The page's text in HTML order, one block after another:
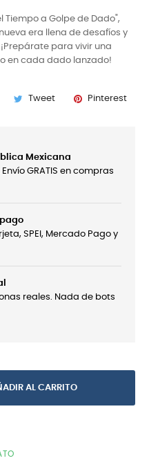
Tiempo a Golpe de Dado",
era llena de desafíos y
para vivir una
en cada dado lanzado!
Tweet Pinterest
Mexicana
Envío GRATIS en compras
SPEI, Mercado Pago y
reales. Nada de bots
AL CARRITO